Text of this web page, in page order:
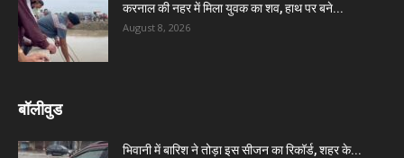
करनाल की नहर में मिला युवक का शव, हाथ पर बने...
August 8, 2026
बॉलीवुड
भिवानी में बारिश ने तोड़ा इस सीजन का रिकॉर्ड, शहर के...